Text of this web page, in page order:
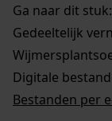
Ga naar dit stuk:
Gedeeltelijk
Digitale
Bestanden per